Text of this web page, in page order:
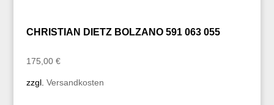
CHRISTIAN DIETZ BOLZANO 591 063 055
175,00 €
zzgl. Versandkosten